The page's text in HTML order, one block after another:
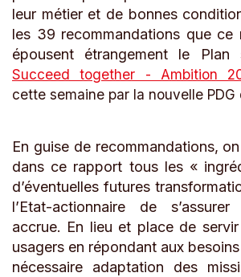
leur métier et de bonnes
les 39 recommandations que ce
épousent étrangement le Plan
Succeed together - Ambition
cette semaine par la nouvelle PDG
En guise de recommandations,
dans ce rapport tous les «
d’éventuelles futures
l’Etat-actionnaire de
accrue. En lieu et place de
usagers en répondant aux besoins
nécessaire adaptation des